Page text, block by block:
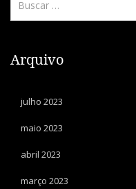
Arquivo
julho 2023
maio 2023
abril 2023
março 2023